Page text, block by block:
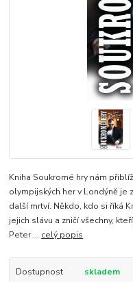
Kniha Soukromé hry nám
olympijských her v Londýně
další mrtví. Někdo, kdo si říká
jejich slávu a zničí všechny,
Peter ... celý popis
Dostupnost
skladem